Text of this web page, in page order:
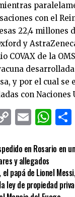
con el
22,4 millones
y
COVAX de la
y por el cual se
con Naciones
CopyEmail
en Rosario en
y allegados
papá de Lionel
ley de propiedad